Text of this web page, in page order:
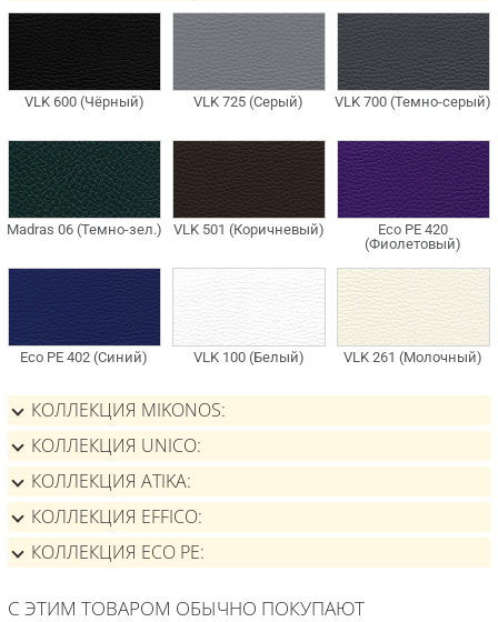
КОЛЛЕКЦИЯ MIKONOS
КОЛЛЕКЦИЯ UNICO
КОЛЛЕКЦИЯ ATIKA
КОЛЛЕКЦИЯ EFFICO
КОЛЛЕКЦИЯ ECO PE
С ЭТИМ ТОВАРОМ ОБЫЧНО ПОКУПАЮТ